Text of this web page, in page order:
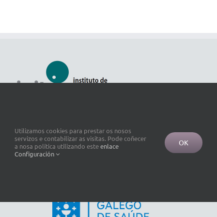
Utilizamos cookies para prestar os nosos
servizos e contabilizar as visitas. Pode coñecer
a nosa política utilizando esteenlace
Configuración
OK